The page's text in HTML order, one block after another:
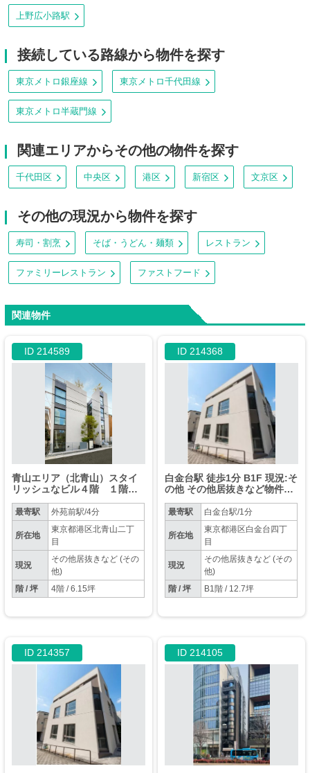
上野広小路駅
接続している路線から物件を探す
東京メトロ銀座線 東京メトロ千代田線
東京メトロ半蔵門線
関連エリアからその他の物件を探す
千代田区 中央区 港区 新宿区 文京区
その他の現況から物件を探す
寿司・割烹 そば・うどん・麺類 レストラン
ファミリーレストラン ファストフード
関連物件
ID 214589
青山エリア（北青山）スタイ
リッシュなビル４階 １階に
最寄駅 外苑前駅/4分
所在地
東京都港区北青山二丁
目
現況
その他居抜きなど (その
他)
階 / 坪
4階 / 6.15坪
ID 214368
白金台駅 徒歩1分 B1F 現況:そ
の他 その他居抜きなど物件
最寄駅 白金台駅/1分
所在地
東京都港区白金台四丁
目
現況
その他居抜きなど (その
他)
階 / 坪
B1階 / 12.7坪
ID 214357 ID 214105